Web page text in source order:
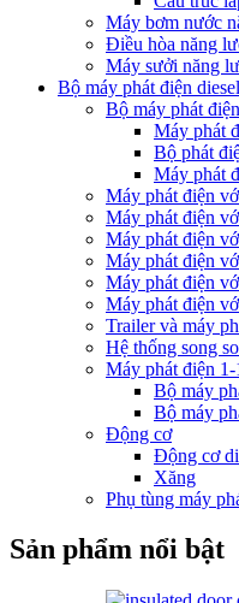
Máy bơm nước
Điều hòa năng
Máy sưởi năng
Bộ máy phát điện diesel
Bộ máy phát
Máy phát
Bộ phát
Máy phát
Máy phát điện
Máy phát điện
Máy phát điện
Máy phát điện
Máy phát điện
Máy phát điện
Trailer và máy
Hệ thống song
Máy phát điện
Bộ máy
Bộ máy
Động cơ
Động cơ
Xăng
Phụ tùng máy
Sản phẩm nổi bật